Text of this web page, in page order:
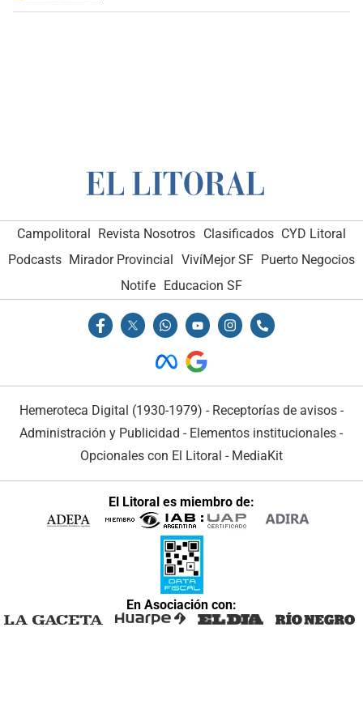
Campolitoral Revista Nosotros Clasificados CYD Litoral
Podcasts Mirador Provincial VivíMejor SF Puerto Negocios
Notife
Educacion SF
Hemeroteca Digital (1930-1979) - Receptorías de avisos -
Administración y Publicidad - Elementos institucionales -
Opcionales con El Litoral - MediaKit
El Litoral es miembro de:
En Asociación con: